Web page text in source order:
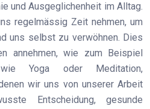
und Ausgeglichenheit im Alltag.
regelmässig Zeit nehmen, um
uns selbst zu verwöhnen. Dies
annehmen, wie zum Beispiel
wie Yoga oder Meditation,
wir uns von unserer Arbeit
Entscheidung, gesunde